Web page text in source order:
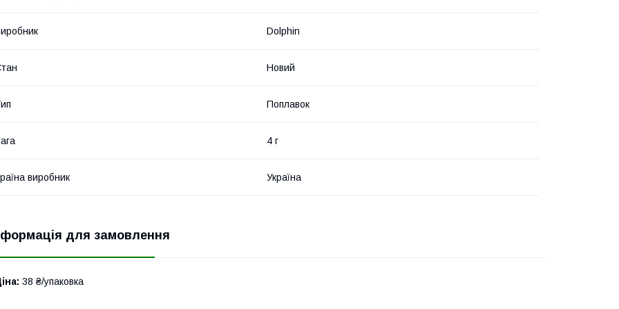
Dolphin
Новий
Поплавок
4 г
виробник Україна
для замовлення
38 ₴/упаковка